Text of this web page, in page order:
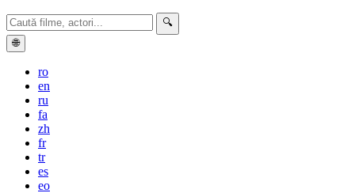
🔍
🌐
ro
en
ru
fa
zh
fr
tr
es
eo